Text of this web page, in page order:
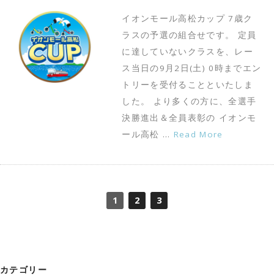
イオンモール高松カップ 7歳ク
ラスの予選の組合せです。 定員
に達していないクラスを、レー
ス当日の9月2日(土) 0時までエン
トリーを受付ることといたしま
した。 より多くの方に、全選手
決勝進出＆全員表彰の イオンモ
ール高松 … Read More
1 2 3
カテゴリー